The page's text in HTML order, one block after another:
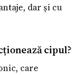
dar și cu
cipul?
care